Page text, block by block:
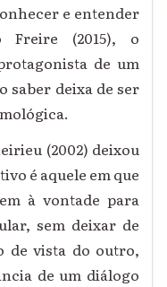
e entender
Freire (2015), o
de um
saber deixa de ser
(2002) deixou
é aquele em que
à vontade para
sem deixar de
de vista do outro,
de um diálogo